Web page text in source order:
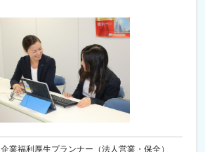
企業福利厚生プランナー（法人営業・保全）